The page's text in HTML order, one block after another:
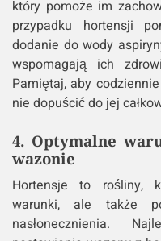
który pomoże im
przypadku hortensji
dodanie do wody
wspomagają ich
Pamiętaj, aby
nie dopuścić do jej
4. Optymalne
wazonie
Hortensje to rośliny,
warunki, ale także
nasłonecznienia.